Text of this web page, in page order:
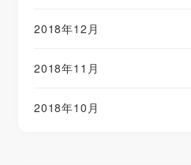
2018年12月
2018年11月
2018年10月